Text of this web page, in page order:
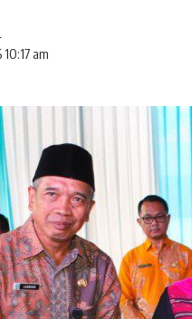
10:17 am